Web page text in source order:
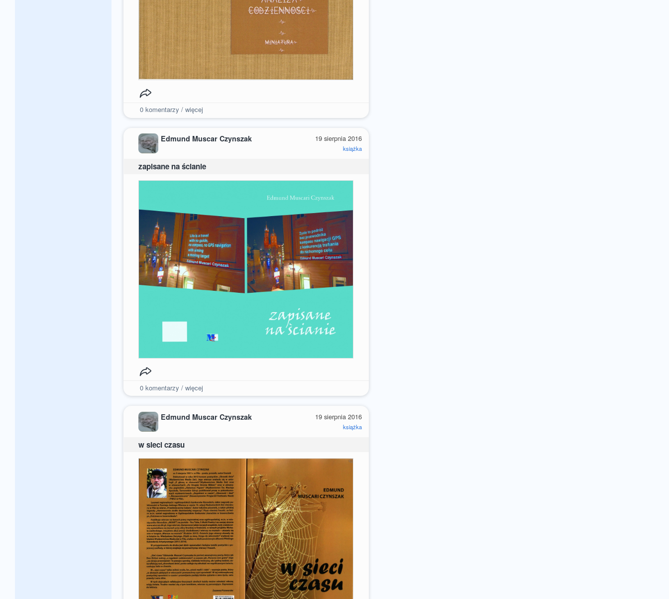
0komentarzy / więcej
19 sierpnia 2016
książka
Edmund Muscar Czynszak
zapisane na ścianie
0komentarzy / więcej
19 sierpnia 2016
książka
Edmund Muscar Czynszak
w sieci czasu